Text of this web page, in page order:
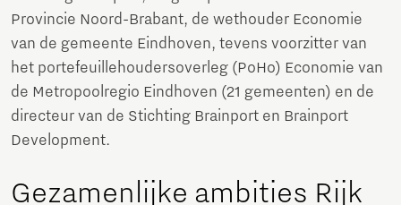
Provincie Noord-Brabant, de wethouder Economie
van de gemeente Eindhoven, tevens voorzitter van
het portefeuillehoudersoverleg (PoHo) Economie van
de Metropoolregio Eindhoven (21 gemeenten) en de
directeur van de Stichting Brainport en Brainport
Development.
Gezamenlijke ambities Rijk